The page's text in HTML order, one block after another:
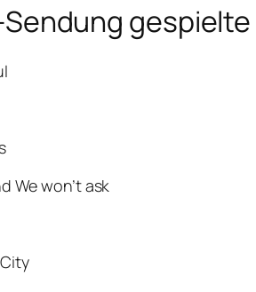
Sendung
We won’t ask